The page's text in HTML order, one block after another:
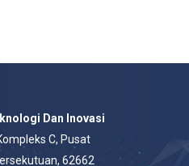
Dan Inovasi
C, Pusat
62662